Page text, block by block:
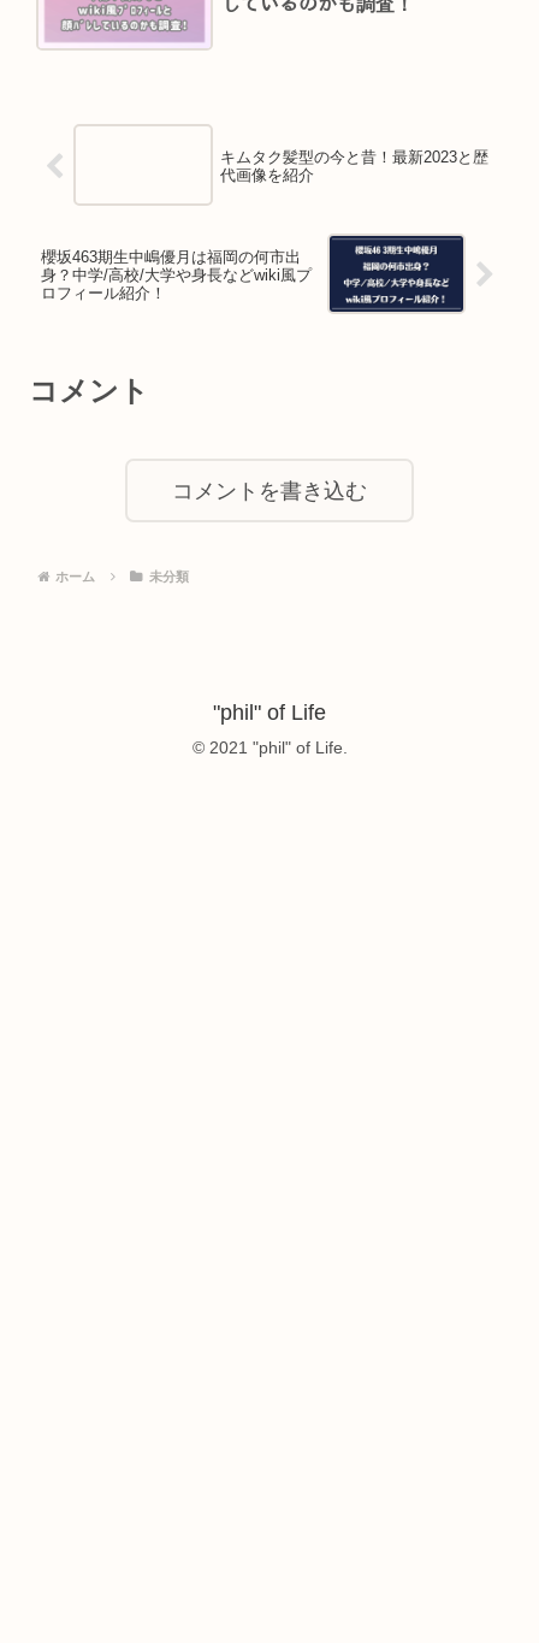
しているのかも調査！
キムタク髪型の今と昔！最新2023と歴
代画像を紹介
櫻坂463期生中嶋優月は福岡の何市出
身？中学/高校/大学や身長などwiki風プ
ロフィール紹介！
コメント
コメントを書き込む
ホーム 未分類
"phil" of Life
© 2021 "phil" of Life.